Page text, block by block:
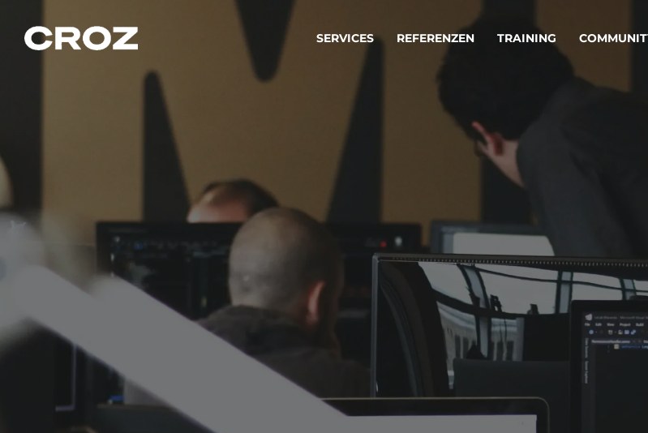
SERVICES
Strategie & Service Design
Wir verwandeln Ihre Ideen in erfolgreiche
Produkte & Dienstleistungen.
Wir schaffen Produkte und Dienstleistungen, die
IT-
Integrationslösungen
Integration als Innovation.
KI-Lösungen mit
industriellem
Reifegrad
Adaptive KI-Lösungen
ermöglichen ihrem
Unternehmen, intelligente
REFERENZEN TRAINING